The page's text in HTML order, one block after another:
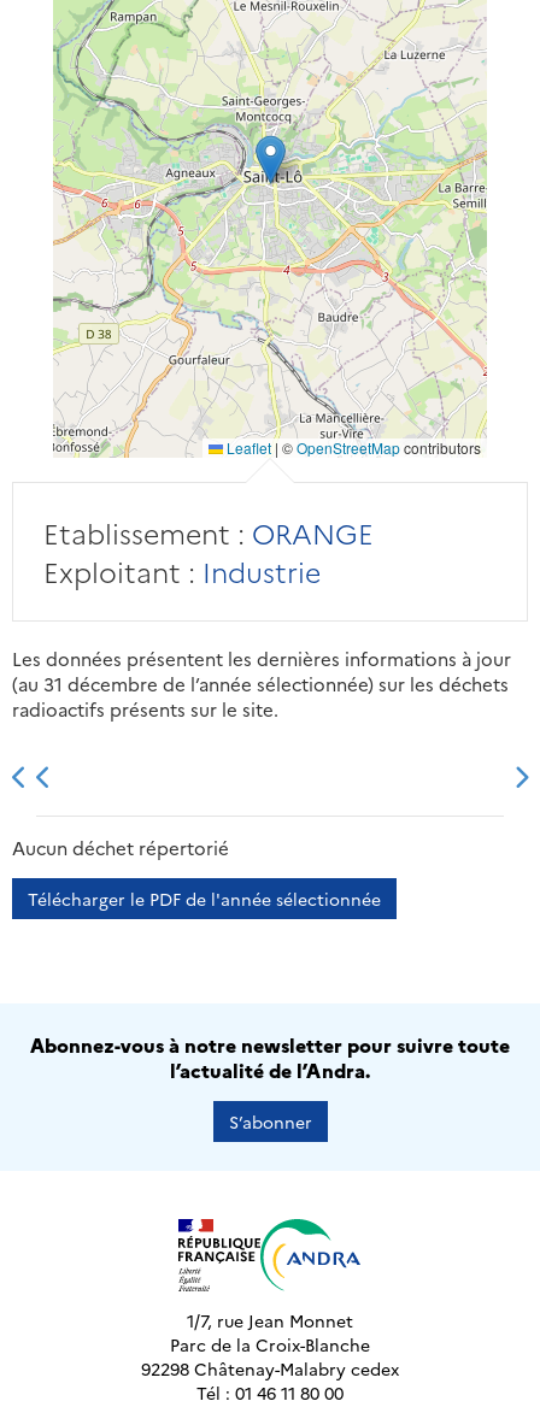
Leaflet | ©OpenStreetMapcontributors
Etablissement : ORANGE
Exploitant : Industrie
Les données présentent les dernières informations à jour
(au 31 décembre de l’année sélectionnée) sur les déchets
radioactifs présents sur le site.
2013 2014
Aucun déchet répertorié
Télécharger le PDF de l'année sélectionnée
Abonnez-vous à notre newsletter pour suivre toute
l’actualité de l’Andra.
S’abonner
1/7, rue Jean Monnet
Parc de la Croix-Blanche
92298 Châtenay-Malabry cedex
Tél : 01 46 11 80 00